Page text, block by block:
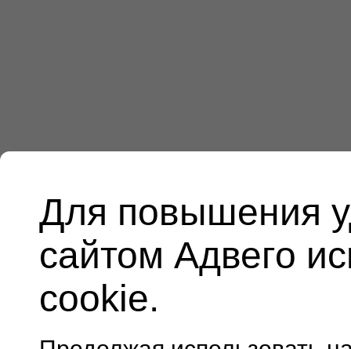
Для повышения
сайтом Адвего
cookie.